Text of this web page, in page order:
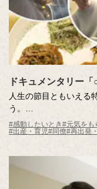
ドキュメンタリー
人生の節目ともいえる
う。
それは豪華な食事では
でも、その食事は、き
「特別な１日」を迎え
#感動したいとき#元気をも
#出産・育児#同僚#再出発